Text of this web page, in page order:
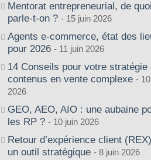
Mentorat entrepreneurial, de quoi
parle-t-on ?
15 juin 2026
Agents e-commerce, état des
pour 2026
11 juin 2026
14 Conseils pour votre stratégie
contenus en vente complexe
2026
GEO, AEO, AIO : une aubaine
les RP ?
10 juin 2026
Retour d’expérience client
un outil stratégique
8 juin 2026